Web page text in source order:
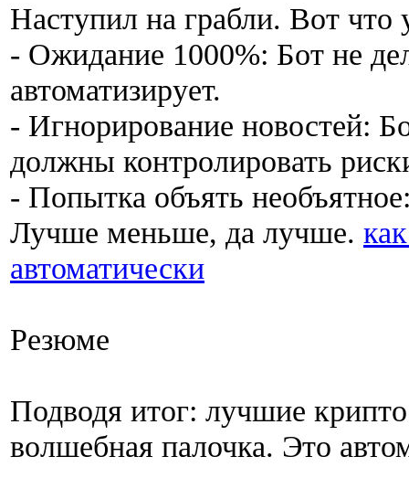
Наступил на грабли. Вот что
- Ожидание 1000%: Бот не
автоматизирует.
- Игнорирование новостей:
должны контролировать
- Попытка объять
Лучше меньше, да лучше.
автоматически
Резюме
Подводя итог: лучшие
волшебная палочка. Это